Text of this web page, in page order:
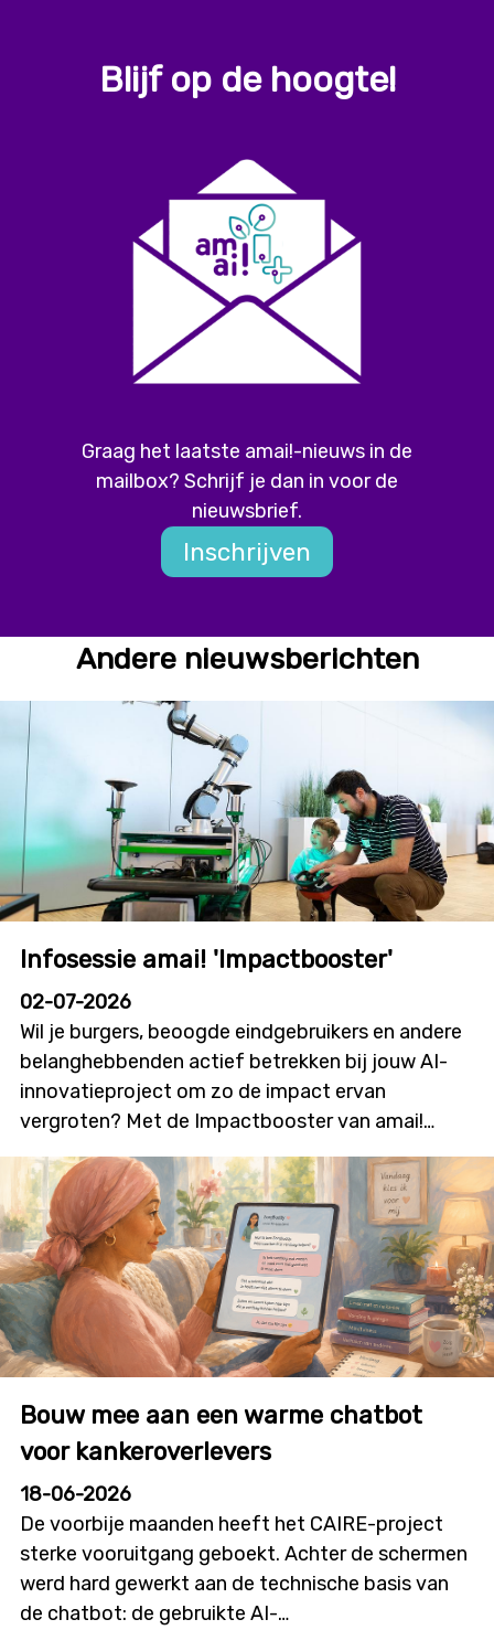
Blijf op de hoogte!
Graag het laatste amai!-nieuws in de
mailbox? Schrijf je dan in voor de
nieuwsbrief.
Inschrijven
Andere nieuwsberichten
Infosessie amai! 'Impactbooster'
02-07-2026
Wil je burgers, beoogde eindgebruikers en andere
belanghebbenden actief betrekken bij jouw AI-
innovatieproject om zo de impact ervan
vergroten? Met de Impactbooster van amai!
kunnen onderzoekers en innovatoren financiële
ondersteuning aanvragen voor
burgerparticipatie- en outreachactiviteiten die
bijdragen aan meer dialoog, betrokkenheid en
technologieacceptatie. Deze nieuwe oproep zal
initiatieven stimuleren waarin burgers niet alleen
geïnformeerd worden, maar ook daadwerkelijk
mee vorm geven aan onderzoek, ontwikkeling en
dinsdag 7 juli, in deze infosessie overlopen we alle
details en krijg je de kans om je vragen te stellen.
Tijdstip: 12u00 tot 12u45 Locatie: online
Bouw mee aan een warme chatbot
voor kankeroverlevers
18-06-2026
De voorbije maanden heeft het CAIRE-project
sterke vooruitgang geboekt. Achter de schermen
werd hard gewerkt aan de technische basis van
de chatbot: de gebruikte AI-